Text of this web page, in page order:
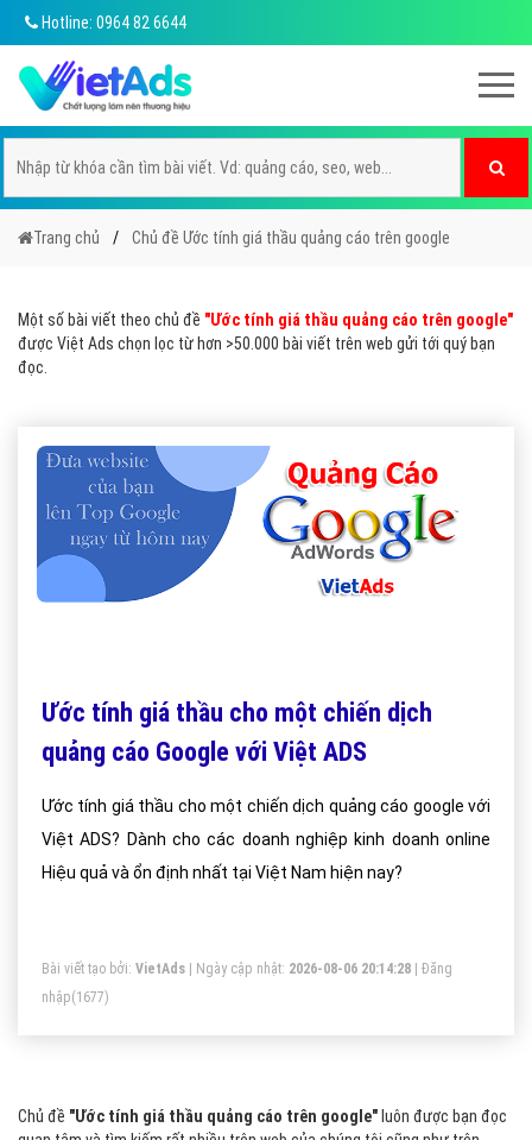
Hotline: 0964 82 6644
Trang chủ Chủ đề Ước tính giá thầu quảng cáo trên google
Một số bài viết theo chủ đề "Ước tính giá thầu quảng cáo trên google"
được Việt Ads chọn lọc từ hơn >50.000 bài viết trên web gửi tới quý bạn
đọc.
Ước tính giá thầu cho một chiến dịch
quảng cáo Google với Việt ADS
Ước tính giá thầu cho một chiến dịch quảng cáo google với
Việt ADS? Dành cho các doanh nghiệp kinh doanh online
Hiệu quả và ổn định nhất tại Việt Nam hiện nay?
Bài viết tạo bởi: VietAds | Ngày cập nhật: 2026-08-06 20:14:28
Đăng
nhập(1677)
Chủ đề "Ước tính giá thầu quảng cáo trên google" luôn được bạn đọc